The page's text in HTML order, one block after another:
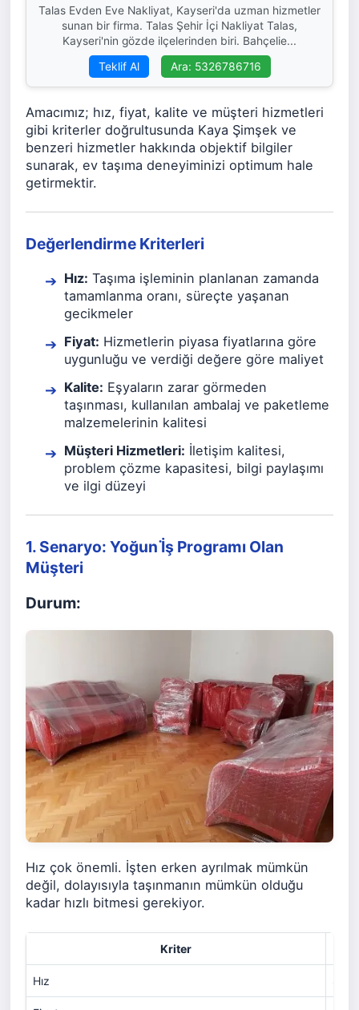
Talas Evden Eve Nakliyat, Kayseri'da uzman hizmetler
sunan bir firma. Talas Şehir İçi Nakliyat Talas,
Kayseri'nin gözde ilçelerinden biri. Bahçelie...
Teklif Al
Ara: 5326786716
Amacımız; hız, fiyat, kalite ve müşteri hizmetleri
gibi kriterler doğrultusunda Kaya Şimşek ve
benzeri hizmetler hakkında objektif bilgiler
sunarak, ev taşıma deneyiminizi optimum hale
getirmektir.
Değerlendirme Kriterleri
Hız: Taşıma işleminin planlanan zamanda
tamamlanma oranı, süreçte yaşanan
gecikmeler
Fiyat: Hizmetlerin piyasa fiyatlarına göre
uygunluğu ve verdiği değere göre maliyet
Kalite: Eşyaların zarar görmeden
taşınması, kullanılan ambalaj ve paketleme
malzemelerinin kalitesi
Müşteri Hizmetleri: İletişim kalitesi,
problem çözme kapasitesi, bilgi paylaşımı
ve ilgi düzeyi
1. Senaryo: Yoğun İ̇ş Programı Olan
Müşteri
Durum:
Hız çok önemli. İşten erken ayrılmak mümkün
değil, dolayısıyla taşınmanın mümkün olduğu
kadar hızlı bitmesi gerekiyor.
Kriter
Hız